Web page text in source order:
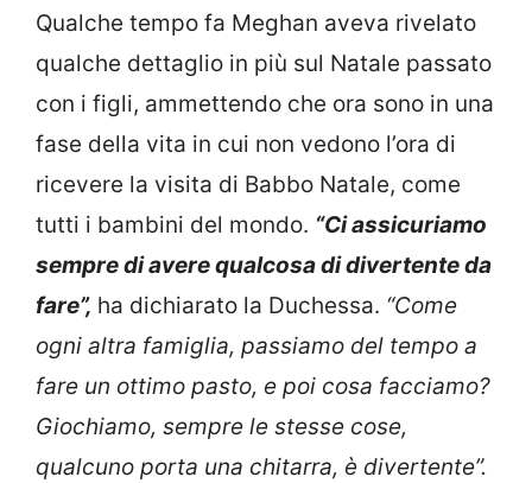
Qualche tempo fa Meghan aveva rivelato
qualche dettaglio in più sul Natale passato
con i figli, ammettendo che ora sono in una
fase della vita in cui non vedono l’ora di
ricevere la visita di Babbo Natale, come
tutti i bambini del mondo. “Ci assicuriamo
sempre di avere qualcosa di divertente da
fare”, ha dichiarato la Duchessa. “Come
ogni altra famiglia, passiamo del tempo a
fare un ottimo pasto, e poi cosa facciamo?
Giochiamo, sempre le stesse cose,
qualcuno porta una chitarra, è divertente”.